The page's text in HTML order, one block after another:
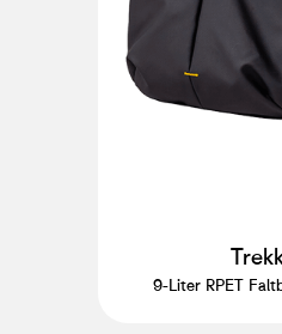
9-Liter RPET